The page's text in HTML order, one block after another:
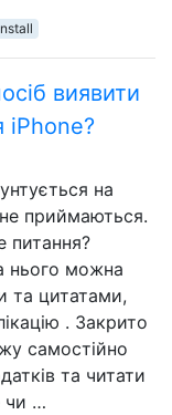
виявити
iPhone?
на
не приймаються.
питання?
нього можна
та цитатами,
. Закрито
самостійно
та читати
чи …